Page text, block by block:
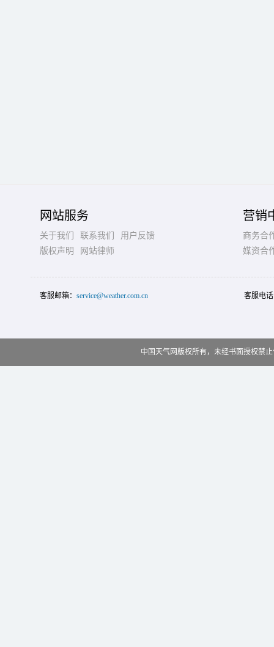
网站服务
关于我们 联系我们
用户反馈
版权声明
网站律师
营销
商务合
媒资合
客服邮箱： service@weather.com.cn 客服电
中国天气网版权所有，未经书面授权